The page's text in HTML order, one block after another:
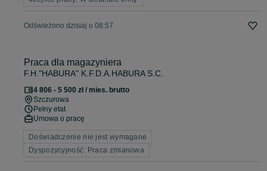
Odświeżono dzisiaj o 08:57
Praca dla magazyniera
F.H."HABURA" K.F.D.A.HABURA S.C.
4 806 - 5 500 zł / mies. brutto
Szczurowa
Pełny etat
Umowa o pracę
Doświadczenie nie jest wymagane
Dyspozycyjność: Praca zmianowa